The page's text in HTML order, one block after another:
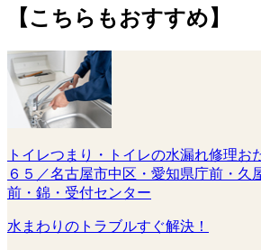
【こちらもおすすめ】
トイレつまり・トイレの水漏れ修理お
６５／名古屋市中区・愛知県庁前・久
前・錦・受付センター
水まわりのトラブルすぐ解決！